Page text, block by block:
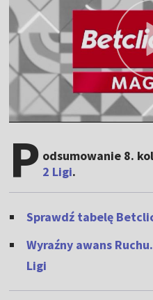
P odsumowanie 8.
2 Ligi.
Sprawdź tabelę
Wyraźny awans
Ligi